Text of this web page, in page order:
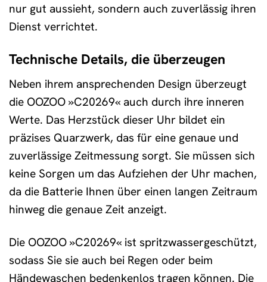
nur gut aussieht, sondern auch zuverlässig ihren
Dienst verrichtet.
Technische Details, die überzeugen
Neben ihrem ansprechenden Design überzeugt
die OOZOO »C20269« auch durch ihre inneren
Werte. Das Herzstück dieser Uhr bildet ein
präzises Quarzwerk, das für eine genaue und
zuverlässige Zeitmessung sorgt. Sie müssen sich
keine Sorgen um das Aufziehen der Uhr machen,
da die Batterie Ihnen über einen langen Zeitraum
hinweg die genaue Zeit anzeigt.
Die OOZOO »C20269« ist spritzwassergeschützt,
sodass Sie sie auch bei Regen oder beim
Händewaschen bedenkenlos tragen können. Die